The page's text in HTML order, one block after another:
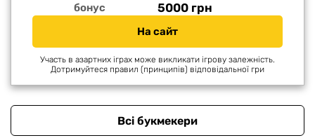
бонус 5000 грн
На сайт
Участь в азартних іграх може викликати ігрову залежність.
Дотримуйтеся правил (принципів) відповідальної гри
Всі букмекери